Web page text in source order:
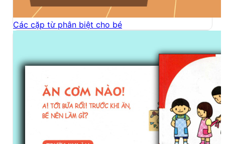
Các cặp từ phân biệt cho bé